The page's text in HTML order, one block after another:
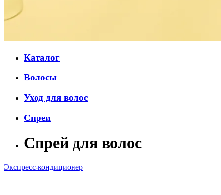
Каталог
Волосы
Уход для волос
Спреи
Спрей для волос
Экспресс-кондиционер